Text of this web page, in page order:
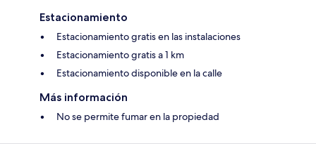
Estacionamiento
Estacionamiento gratis en las instalaciones
Estacionamiento gratis a 1 km
Estacionamiento disponible en la calle
Más información
No se permite fumar en la propiedad